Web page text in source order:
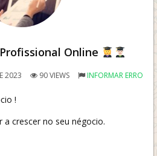
Online
2023 90 VIEWS INFORMAR ERRO
!
a crescer no seu négocio.